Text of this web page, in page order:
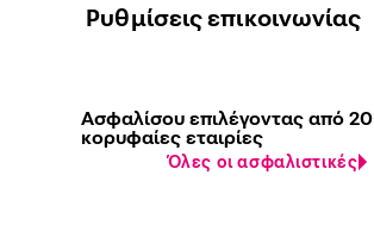
Ρυθμίσεις επικοινωνίας
Ασφαλίσου επιλέγοντας από 20
κορυφαίες εταιρίες
Όλες οι ασφαλιστικές